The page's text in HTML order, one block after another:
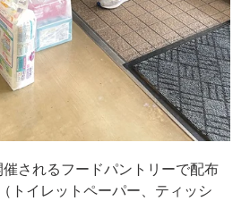
されるフードパントリーで配布
トイレットペーパー、ティッシ